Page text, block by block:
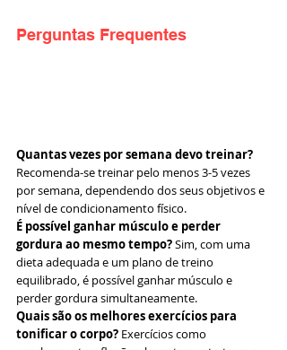
Perguntas Frequentes
Quantas vezes por semana devo treinar?
Recomenda-se treinar pelo menos 3-5 vezes
por semana, dependendo dos seus objetivos e
nível de condicionamento físico.
É possível ganhar músculo e perder
gordura ao mesmo tempo? Sim, com uma
dieta adequada e um plano de treino
equilibrado, é possível ganhar músculo e
perder gordura simultaneamente.
Quais são os melhores exercícios para
tonificar o corpo? Exercícios como